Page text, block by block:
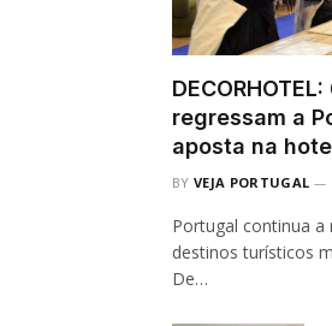
regressam a
aposta na
BY VEJA PORTUGAL
Portugal continua
destinos turísticos
De…